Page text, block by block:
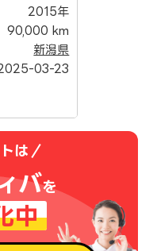
2015年
90,000 km
新潟県
03-23
は
バを
中